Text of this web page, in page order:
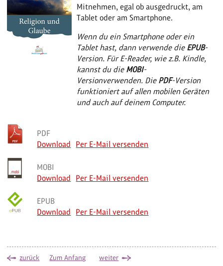
Mitnehmen, egal ob ausgedruckt, am
Tablet oder am Smartphone.
Wenn du ein Smartphone oder ein
Tablet hast, dann verwende die EPUB-
Version. Für E-Reader, wie z.B. Kindle,
kannst du die MOBI-
Versionverwenden. Die PDF-Version
funktioniert auf allen mobilen Geräten
und auch auf deinem Computer.
PDF
Download
Per E-Mail versenden
MOBI
Download
Per E-Mail versenden
EPUB
Download
Per E-Mail versenden
zurück Zum Anfang weiter